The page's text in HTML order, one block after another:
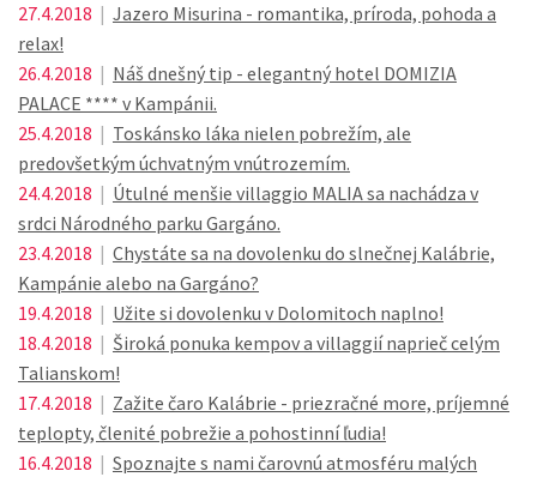
27.4.2018 | Jazero Misurina - romantika, príroda, pohoda a
relax!
26.4.2018 | Náš dnešný tip - elegantný hotel DOMIZIA
PALACE **** v Kampánii.
25.4.2018 | Toskánsko láka nielen pobrežím, ale
predovšetkým úchvatným vnútrozemím.
24.4.2018 | Útulné menšie villaggio MALIA sa nachádza v
srdci Národného parku Gargáno.
23.4.2018 | Chystáte sa na dovolenku do slnečnej Kalábrie,
Kampánie alebo na Gargáno?
19.4.2018 | Užite si dovolenku v Dolomitoch naplno!
18.4.2018 | Široká ponuka kempov a villaggií naprieč celým
Talianskom!
17.4.2018 | Zažite čaro Kalábrie - priezračné more, príjemné
teplopty, členité pobrežie a pohostinní ľudia!
16.4.2018 | Spoznajte s nami čarovnú atmosféru malých